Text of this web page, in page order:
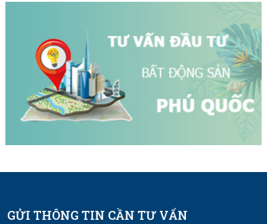
GỬI THÔNG TIN CẦN TƯ VẤN